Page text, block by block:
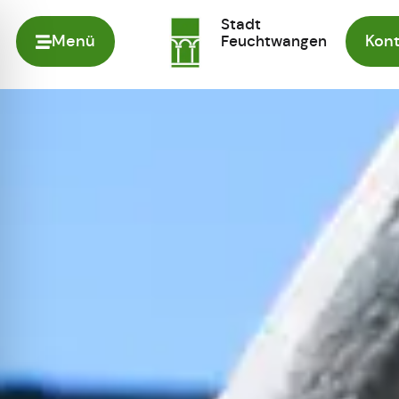
Menü
Stadt
Feuchtwangen